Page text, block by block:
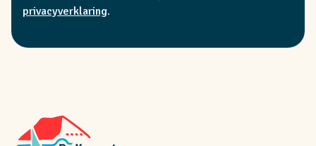
privacyverklaring.